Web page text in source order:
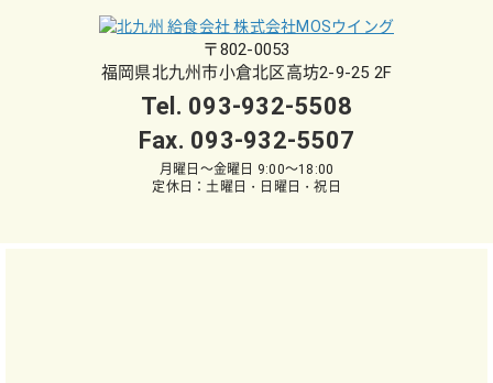
〒802-0053
福岡県北九州市小倉北区高坊2-9-25 2F
Tel. 093-932-5508
Fax. 093-932-5507
月曜日～金曜日 9:00～18:00
定休日：土曜日・日曜日・祝日